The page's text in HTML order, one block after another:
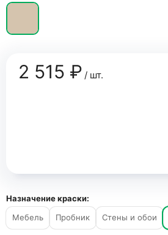
2 515 ₽/ шт.
Назначение краски:
Мебель
Пробник Стены и обои